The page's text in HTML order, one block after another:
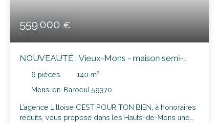
559 000€
NOUVEAUTÉ : Vieux-Mons - maison semi-
mitoyenne 140m² avec jardin, garage et
6 pièces 140 m²
Mons-en-Baroeul 59370
L’agence Lilloise C’EST POUR TON BIEN, à honoraires
réduits, vous propose dans les Hauts-de-Mons une